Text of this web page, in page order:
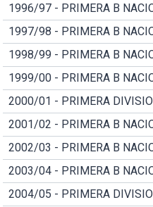
1996/97 - PRIMERA B
1997/98 - PRIMERA B
1998/99 - PRIMERA B
1999/00 - PRIMERA B
2000/01 - PRIMERA
2001/02 - PRIMERA B
2002/03 - PRIMERA B
2003/04 - PRIMERA B
2004/05 - PRIMERA